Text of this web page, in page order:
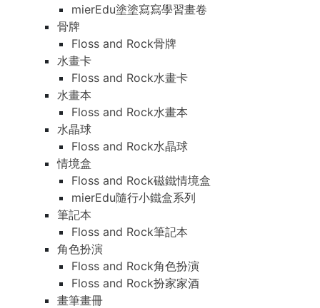
mierEdu塗塗寫寫學習畫卷
骨牌
Floss and Rock骨牌
水畫卡
Floss and Rock水畫卡
水畫本
Floss and Rock水畫本
水晶球
Floss and Rock水晶球
情境盒
Floss and Rock磁鐵情境盒
mierEdu隨行小鐵盒系列
筆記本
Floss and Rock筆記本
角色扮演
Floss and Rock角色扮演
Floss and Rock扮家家酒
畫筆畫冊